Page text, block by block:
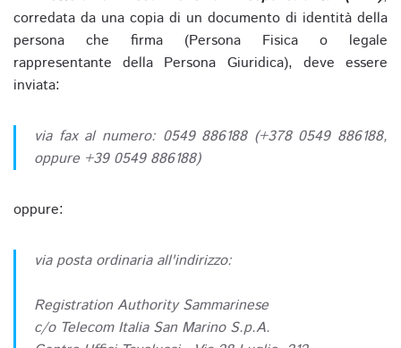
corredata da una copia di un documento di identità della
persona che firma (Persona Fisica o legale
rappresentante della Persona Giuridica), deve essere
inviata:
via fax al numero: 0549 886188 (+378 0549 886188,
oppure +39 0549 886188)
oppure:
via posta ordinaria all'indirizzo:
Registration Authority Sammarinese
c/o Telecom Italia San Marino S.p.A.